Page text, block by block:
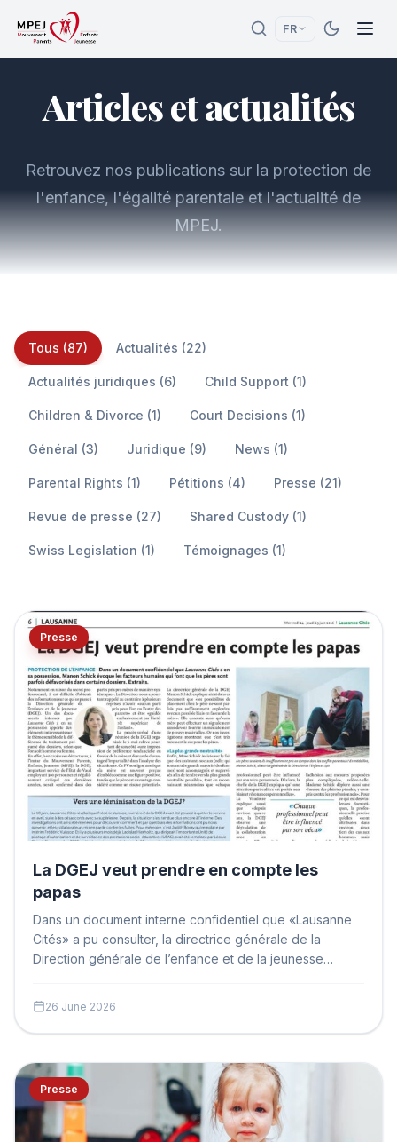
FR
Articles et actualités
Retrouvez nos publications sur la protection de
l'enfance, l'égalité parentale et l'actualité de
MPEJ.
Tous (87) Actualités (22)
Actualités juridiques (6) Child Support (1)
Children & Divorce (1) Court Decisions (1)
Général (3) Juridique (9) News (1)
Parental Rights (1) Pétitions (4) Presse (21)
Revue de presse (27) Shared Custody (1)
Swiss Legislation (1) Témoignages (1)
Presse
La DGEJ veut prendre en compte les
papas
Dans un document interne confidentiel que «Lausanne
Cités» a pu consulter, la directrice générale de la
Direction générale de l’enfance et de la jeunesse
26 June 2026
Presse